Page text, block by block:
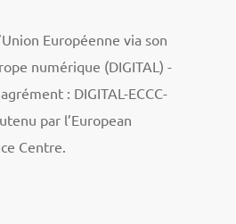
Européenne via son
numérique (DIGITAL) -
: DIGITAL-ECCC-
par l’European
Centre.